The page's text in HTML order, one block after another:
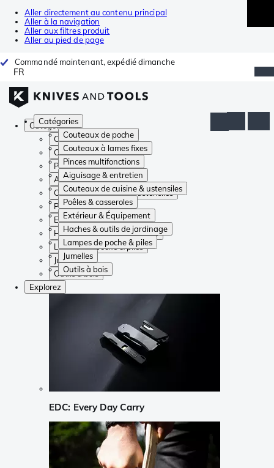
Aller directement au contenu principal
Aller à la navigation
Aller aux filtres produit
Aller au pied de page
Commandé maintenant, expédié dimanche
FR
Catégories
Couteaux de poche
Couteaux à lames fixes
Pinces multifonctions
Aiguisage & entretien
Couteaux de cuisine & ustensiles
Poêles & casseroles
Extérieur & Équipement
Haches & outils de jardinage
Lampes de poche & piles
Jumelles
Outils à bois
Catégories
Couteaux de poche
Couteaux à lames fixes
Pinces multifonctions
Aiguisage & entretien
Couteaux de cuisine & ustensiles
Poêles & casseroles
Extérieur & Équipement
Haches & outils de jardinage
Lampes de poche & piles
Jumelles
Outils à bois
Explorez
EDC: Every Day Carry